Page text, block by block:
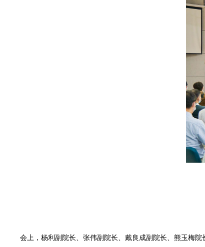
会上，杨利副院长、张伟副院长、戴良成副院长、熊玉梅